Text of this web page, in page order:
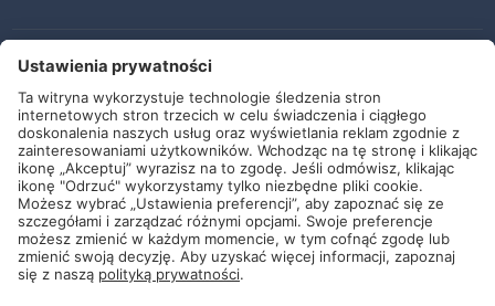
Kontakt
Newsletter
Ogólne warunki i dostawy
Wytyczne i zobowiązania